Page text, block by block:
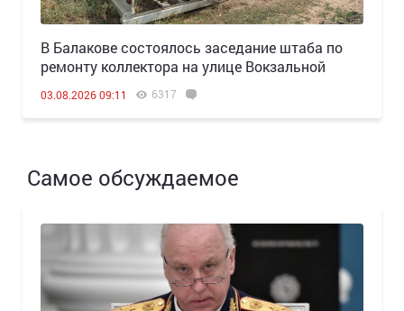
В Балакове состоялось заседание штаба по
ремонту коллектора на улице Вокзальной
03.08.2026 09:11 6317
Самое обсуждаемое